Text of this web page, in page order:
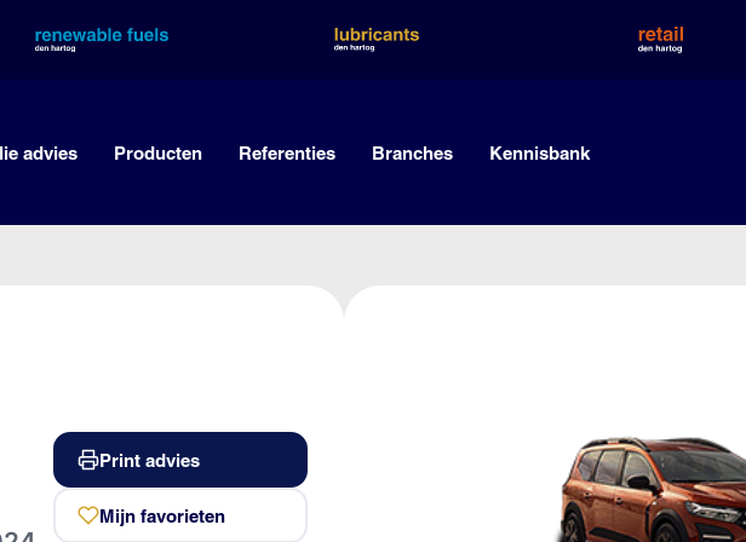
advies Producten Referenties Branches Kennisbank
Print advies
Mijn favorieten